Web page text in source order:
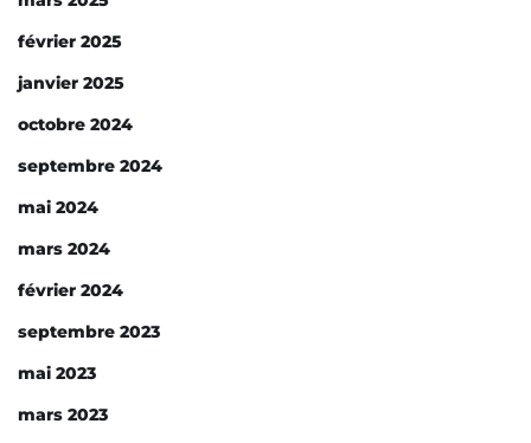
février 2025
janvier 2025
octobre 2024
septembre 2024
mai 2024
mars 2024
février 2024
septembre 2023
mai 2023
mars 2023